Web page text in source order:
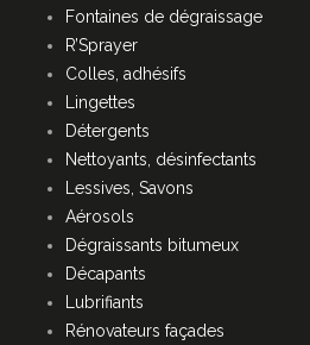
Fontaines de dégraissage
R’Sprayer
Colles, adhésifs
Lingettes
Détergents
Nettoyants, désinfectants
Lessives, Savons
Aérosols
Dégraissants bitumeux
Décapants
Lubrifiants
Rénovateurs façades